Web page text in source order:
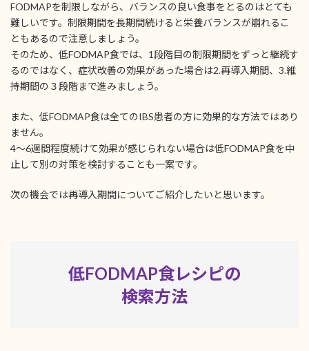
FODMAPを制限しながら、バランスの良い食事をとるのはとても
難しいです。制限期間を長期間続けると栄養バランスが崩れるこ
ともあるので注意しましょう。
そのため、低FODMAP食では、1段階目の制限期間をずっと継続す
るのではなく、症状改善の効果があった場合は2.再導入期間、3.維
持期間の３段階まで進みましょう。
また、低FODMAP食は全てのIBS患者の方に効果的な方法ではあり
ません。
4～6週間程度続けて効果が感じられない場合は低FODMAP食を中
止して別の対策を検討することも一案です。
次の機会では再導入期間についてご紹介したいと思います。
低FODMAP食レシピの
検索方法